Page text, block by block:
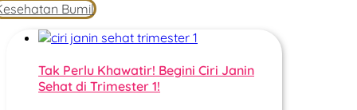
Bumil
Tak Perlu Khawatir! Begini Ciri Janin
Sehat di Trimester 1!